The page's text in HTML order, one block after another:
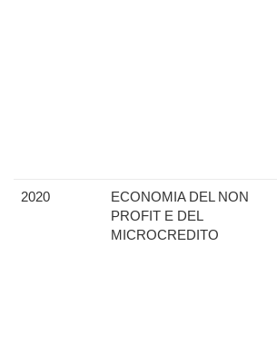
2020
ECONOMIA DEL NON
PROFIT E DEL
MICROCREDITO